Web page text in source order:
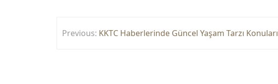
Yazı
Previous: KKTC Haberlerinde Güncel Yaşam Tarzı Konuları